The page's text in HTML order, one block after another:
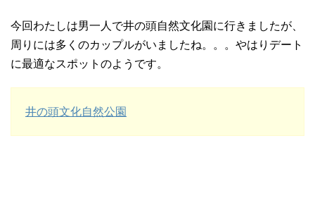
今回わたしは男一人で井の頭自然文化園に行きましたが、
周りには多くのカップルがいましたね。。。やはりデート
に最適なスポットのようです。
井の頭文化自然公園